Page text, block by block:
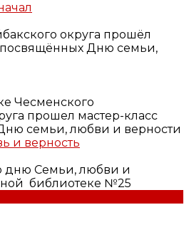
округа прошёл
Дню семьи,
Чесменского
прошел мастер-класс
семьи, любви и верности
и верность
дню Семьи, любви и
библиотеке №25